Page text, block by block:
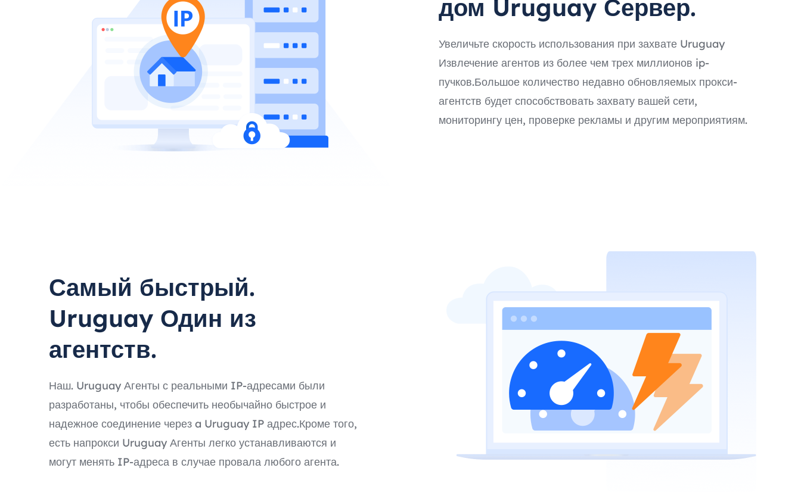
дом Uruguay Сервер.
Увеличьте скорость использования при захвате Uruguay
Извлечение агентов из более чем трех миллионов ip-
пучков.Большое количество недавно обновляемых прокси-
агентств будет способствовать захвату вашей сети,
мониторингу цен, проверке рекламы и другим мероприятиям.
Самый быстрый.
Uruguay Один из
агентств.
Наш. Uruguay Агенты с реальными IP-адресами были
разработаны, чтобы обеспечить необычайно быстрое и
надежное соединение через a Uruguay IP адрес.Кроме того,
есть напрокси Uruguay Агенты легко устанавливаются и
могут менять IP-адреса в случае провала любого агента.